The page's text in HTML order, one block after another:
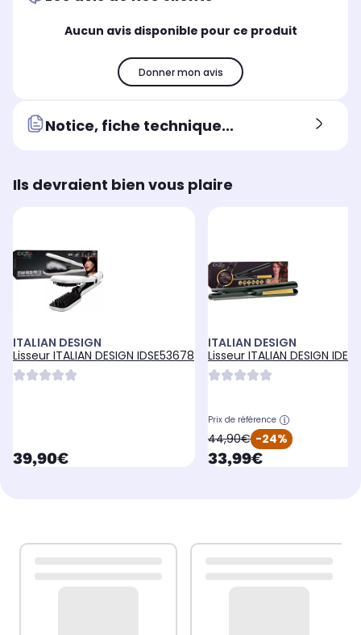
Aucun avis disponible pour ce produit
Donner mon avis
Notice, fiche technique...
Ils devraient bien vous plaire
ITALIAN DESIGN
Lisseur ITALIAN DESIGN IDSE53678
currentPrice
39,90€
ITALIAN DESIGN
Lisseur ITALIAN DESIGN
Prix de référence
oldPrice
44,90€ -24%
currentPrice
33,99€